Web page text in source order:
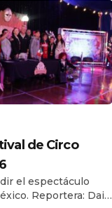
de Circo
el espectáculo
Reportera: Daira